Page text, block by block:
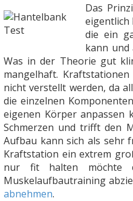
Das
eigentlich
die ein
kann und
Was in der Theorie gut
mangelhaft.
nicht verstellt werden, da
die einzelnen
eigenen Körper anpassen
Schmerzen und trifft den
Aufbau kann sich als sehr
Kraftstation ein extrem
nur fit halten möchte
Muskelaufbautraining
abnehmen.